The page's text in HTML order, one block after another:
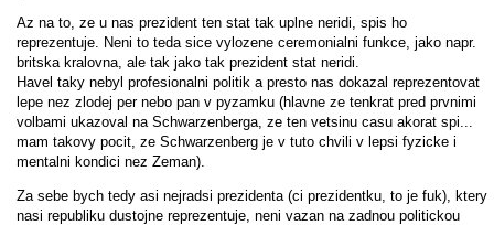
Az na to, ze u nas prezident ten stat tak uplne neridi, spis ho
reprezentuje. Neni to teda sice vylozene ceremonialni funkce, jako napr.
britska kralovna, ale tak jako tak prezident stat neridi.
Havel taky nebyl profesionalni politik a presto nas dokazal reprezentovat
lepe nez zlodej per nebo pan v pyzamku (hlavne ze tenkrat pred prvnimi
volbami ukazoval na Schwarzenberga, ze ten vetsinu casu akorat spi...
mam takovy pocit, ze Schwarzenberg je v tuto chvili v lepsi fyzicke i
mentalni kondici nez Zeman).
Za sebe bych tedy asi nejradsi prezidenta (ci prezidentku, to je fuk), ktery
nasi republiku dustojne reprezentuje, neni vazan na zadnou politickou